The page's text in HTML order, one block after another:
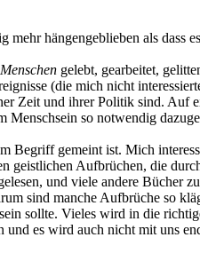
hängengeblieben als dass
Menschen gelebt, gearbeitet,
(die mich nicht
Zeit und ihrer Politik sind. Auf
so notwendig
Begriff gemeint ist. Mich
geistlichen Aufbrüchen, die
und viele andere Bücher
sind manche Aufbrüche so
sollte. Vieles wird in die
es wird auch nicht mit uns